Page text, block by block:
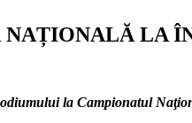
NAȚIONALĂ LA
la Campionatul